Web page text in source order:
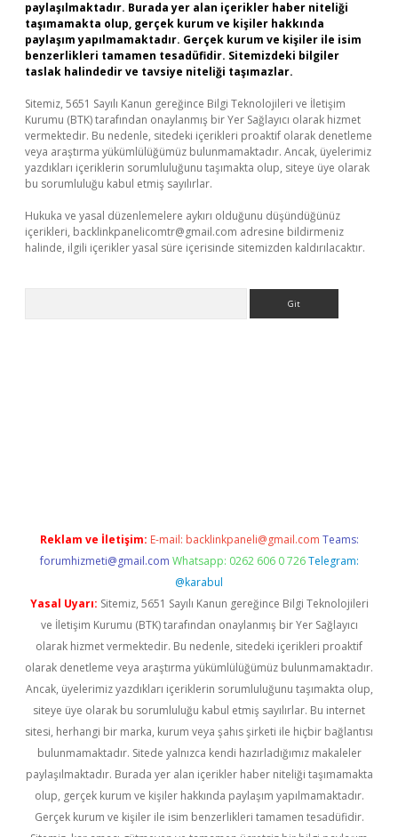
paylaşılmaktadır. Burada yer alan içerikler haber niteliği
taşımamakta olup, gerçek kurum ve kişiler hakkında
paylaşım yapılmamaktadır. Gerçek kurum ve kişiler ile isim
benzerlikleri tamamen tesadüfidir. Sitemizdeki bilgiler
taslak halindedir ve tavsiye niteliği taşımazlar.
Sitemiz, 5651 Sayılı Kanun gereğince Bilgi Teknolojileri ve İletişim
Kurumu (BTK) tarafından onaylanmış bir Yer Sağlayıcı olarak hizmet
vermektedir. Bu nedenle, sitedeki içerikleri proaktif olarak denetleme
veya araştırma yükümlülüğümüz bulunmamaktadır. Ancak, üyelerimiz
yazdıkları içeriklerin sorumluluğunu taşımakta olup, siteye üye olarak
bu sorumluluğu kabul etmiş sayılırlar.
Hukuka ve yasal düzenlemelere aykırı olduğunu düşündüğünüz
içerikleri, backlinkpanelicomtr@gmail.com adresine bildirmeniz
halinde, ilgili içerikler yasal süre içerisinde sitemizden kaldırılacaktır.
Reklam ve İletişim: E-mail: backlinkpaneli@gmail.com Teams:
forumhizmeti@gmail.com Whatsapp: 0262 606 0 726 Telegram:
@karabul
Yasal Uyarı: Sitemiz, 5651 Sayılı Kanun gereğince Bilgi Teknolojileri
ve İletişim Kurumu (BTK) tarafından onaylanmış bir Yer Sağlayıcı
olarak hizmet vermektedir. Bu nedenle, sitedeki içerikleri proaktif
olarak denetleme veya araştırma yükümlülüğümüz bulunmamaktadır.
Ancak, üyelerimiz yazdıkları içeriklerin sorumluluğunu taşımakta olup,
siteye üye olarak bu sorumluluğu kabul etmiş sayılırlar. Bu internet
sitesi, herhangi bir marka, kurum veya şahıs şirketi ile hiçbir bağlantısı
bulunmamaktadır. Sitede yalnızca kendi hazırladığımız makaleler
paylaşılmaktadır. Burada yer alan içerikler haber niteliği taşımamakta
olup, gerçek kurum ve kişiler hakkında paylaşım yapılmamaktadır.
Gerçek kurum ve kişiler ile isim benzerlikleri tamamen tesadüfidir.